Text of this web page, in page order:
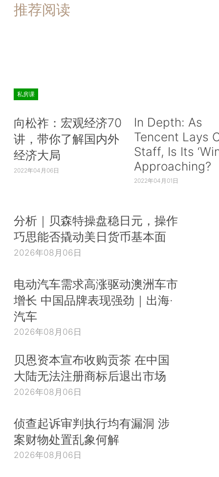
推荐阅读
私房课
向松祚：宏观经济70
讲，带你了解国内外
经济大局
2022年04月06日
In Depth: As
Tencent Lays
Staff, Is Its
Approaching?
2022年04月01日
分析｜贝森特操盘稳日元，操作
巧思能否撬动美日货币基本面
2026年08月06日
电动汽车需求高涨驱动澳洲车市
增长 中国品牌表现强劲｜出海·
汽车
2026年08月06日
贝恩资本宣布收购贡茶 在中国
大陆无法注册商标后退出市场
2026年08月06日
侦查起诉审判执行均有漏洞 涉
案财物处置乱象何解
2026年08月06日